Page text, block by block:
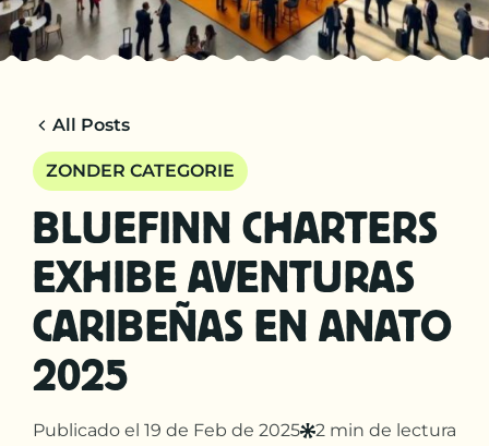
CONTACTO
All Posts
ZONDER CATEGORIE
BLUEFINN CHARTERS
EXHIBE AVENTURAS
CARIBEÑAS EN ANATO
2025
Publicado el 19 de Feb de 2025 2 min de lectura